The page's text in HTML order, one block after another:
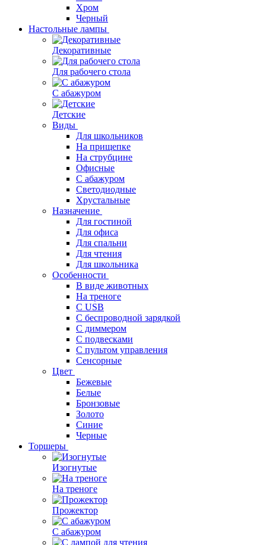
Хром
Черный
Настольные лампы
Декоративные
Для рабочего стола
С абажуром
Детские
Виды
Для школьников
На прищепке
На струбцине
Офисные
С абажуром
Светодиодные
Хрустальные
Назначение
Для гостиной
Для офиса
Для спальни
Для чтения
Для школьника
Особенности
В виде животных
На треноге
С USB
С беспроводной зарядкой
С диммером
С подвесками
С пультом управления
Сенсорные
Цвет
Бежевые
Белые
Бронзовые
Золото
Синие
Черные
Торшеры
Изогнутые
На треноге
Прожектор
С абажуром